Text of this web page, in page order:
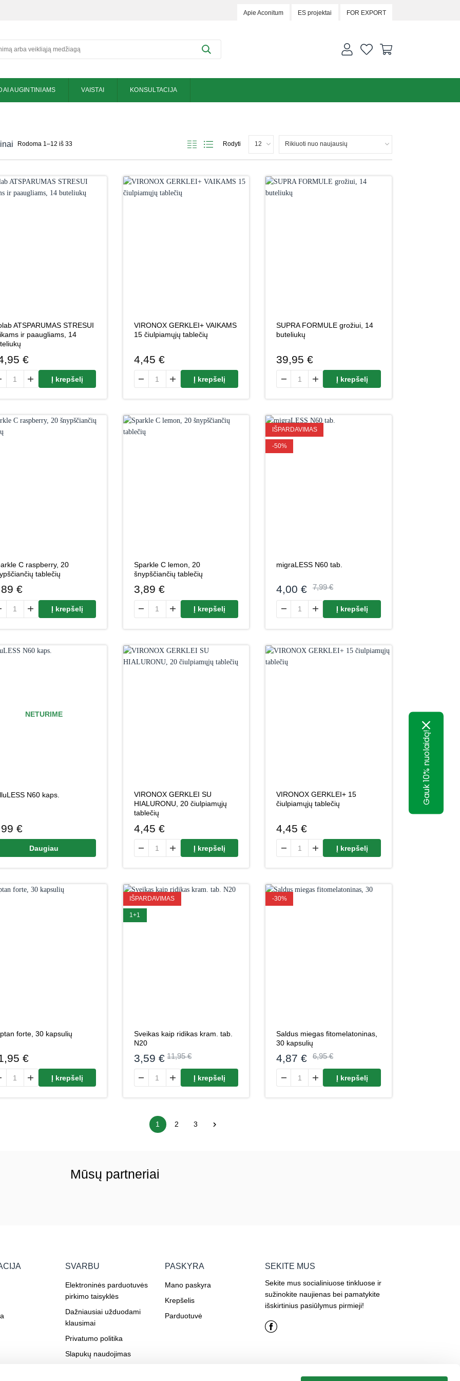
Apie Aconitum ES projektai FOR EXPORT
AUGINTINIAMS VAISTAI KONSULTACIJA
Rodoma 1–12 iš 33 Rodyti
ATSPARUMAS STRESUI
ir paaugliams, 14
€
kiekis: Inolab ATSPARUMAS STRESUI vaikams ir paaugliams, 14 buteliukų
Į krepšelį
VIRONOX GERKLEI+ VAIKAMS
15 čiulpiamųjų tablečių
4,45 €
produkto kiekis: VIRONOX GERKLEI+ VAIKAMS 15 čiulpiamųjų tablečių
Į krepšelį
SUPRA FORMULE grožiui, 14
buteliukų
39,95€
produkto kiekis: SUPRA FORMULE grožiui, 14 buteliukų
Į krepšelį
C raspberry, 20
tablečių
€
kiekis: Sparkle C raspberry, 20 šnypščiančių tablečių
Į krepšelį
Sparkle C lemon, 20
šnypščiančių tablečių
3,89 €
produkto kiekis: Sparkle C lemon, 20 šnypščiančių tablečių
Į krepšelį
IŠPARDAVIMAS
-50%
migraLESS N60 tab.
7,99€
4,00€
produkto kiekis: migraLESS N60 tab.
Į krepšelį
NETURIME
N60 kaps.
€
Daugiau
VIRONOX GERKLEI SU
HIALURONU, 20 čiulpiamųjų
tablečių
4,45 €
produkto kiekis: VIRONOX GERKLEI SU HIALURONU, 20 čiulpiamųjų tablečių
Į krepšelį
VIRONOX GERKLEI+ 15
čiulpiamųjų tablečių
4,45€
produkto kiekis: VIRONOX GERKLEI+ 15 čiulpiamųjų
Į krepšelį
forte, 30 kapsulių
€
kiekis: Triptan forte, 30 kapsulių
Į krepšelį
IŠPARDAVIMAS
1+1
Sveikas kaip ridikas kram. tab.
N20
11,95€
Original
price
was:
11,95 €.
3,59 €
Current
price
is:
3,59 €.
produkto kiekis: Sveikas kaip ridikas kram. tab. N20
Į krepšelį
-30%
Saldus miegas fitomelatoninas,
30 kapsulių
6,95€
4,87€
produkto kiekis: Saldus miegas fitomelatoninas, 30
Į krepšelį
1 2 3
Mūsų partneriai
SVARBU
Elektroninės parduotuvės
pirkimo taisyklės
Dažniausiai užduodami
klausimai
Privatumo politika
Slapukų naudojimas
PASKYRA
Mano paskyra
Krepšelis
Parduotuvė
SEKITE MUS
Sekite mus socialiniuose tinkluose ir
sužinokite naujienas bei pamatykite
išskirtinius pasiūlymus pirmieji!
Gauk 10% nuolaidą!